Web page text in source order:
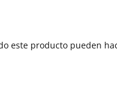
este producto pueden